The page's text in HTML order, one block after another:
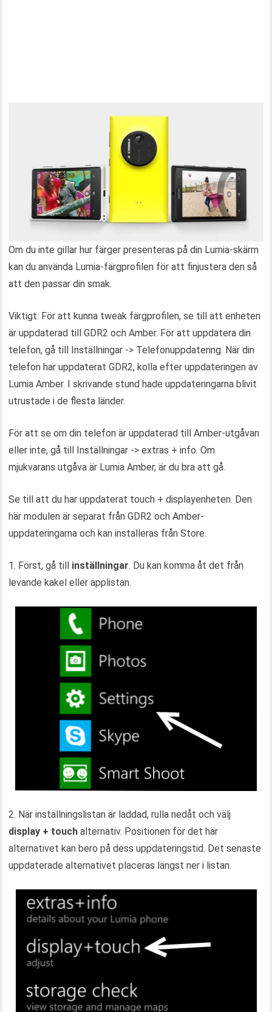
Om du inte gillar hur färger presenteras på din Lumia-skärm
kan du använda Lumia-färgprofilen för att finjustera den så
att den passar din smak.
Viktigt: För att kunna tweak färgprofilen, se till att enheten
är uppdaterad till GDR2 och Amber. För att uppdatera din
telefon, gå till Inställningar -> Telefonuppdatering. När din
telefon har uppdaterat GDR2, kolla efter uppdateringen av
Lumia Amber. I skrivande stund hade uppdateringarna blivit
utrustade i de flesta länder.
För att se om din telefon är uppdaterad till Amber-utgåvan
eller inte, gå till Inställningar -> extras + info. Om
mjukvarans utgåva är Lumia Amber, är du bra att gå.
Se till att du har uppdaterat touch + displayenheten. Den
här modulen är separat från GDR2 och Amber-
uppdateringarna och kan installeras från Store.
1. Först, gå till inställningar. Du kan komma åt det från
levande kakel eller applistan.
2. När inställningslistan är laddad, rulla nedåt och välj
display + touch alternativ. Positionen för det här
alternativet kan bero på dess uppdateringstid. Det senaste
uppdaterade alternativet placeras längst ner i listan.